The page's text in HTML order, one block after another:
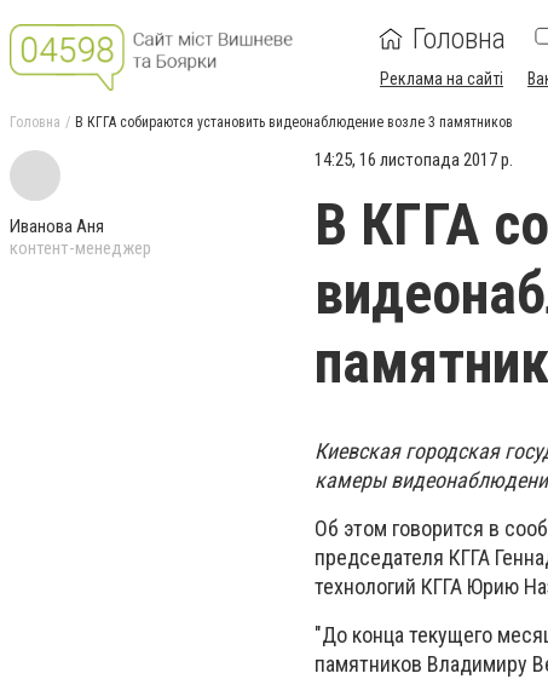
Головна
Реклама на сайті
Головна В КГГА собираются установить видеонаблюдение возле 3 памятников
Иванова Аня
контент-менеджер
14:25, 16 листопада 2017 р.
В КГГА
Киевская городская
камеры
Об этом говорится в
председателя КГГА
технологий КГГА Юрию
"До конца текущего
памятников Владимиру